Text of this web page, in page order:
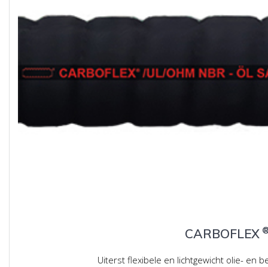
CARBOFLEX
Uiterst flexibele en lichtgewicht olie- en